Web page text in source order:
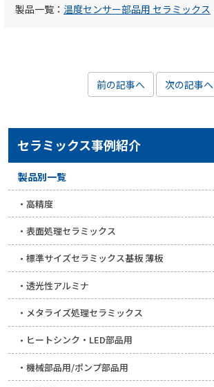
製品一覧： 温度センサー部品用 セラミックス
前の記事へ 次の記事へ
セラミックス事例紹介
製品別一覧
高精度
表面処理セラミックス
標準サイズセラミックス基板 薄板
透光性アルミナ
メタライズ処理セラミックス
ヒートシンク・LED部品用
機械部品用/ポンプ部品用